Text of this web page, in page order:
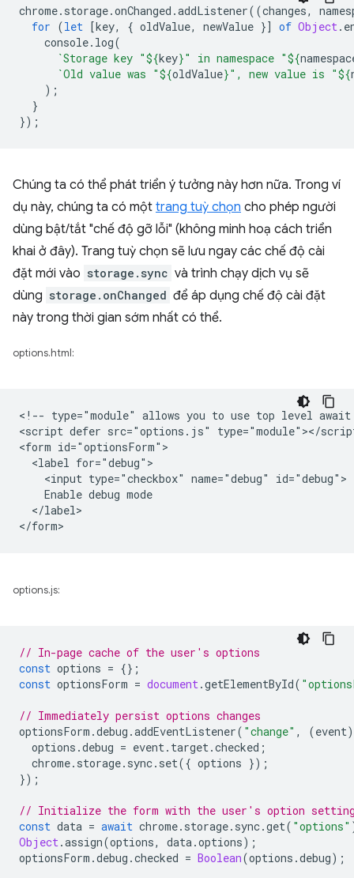
chrome. storage.onChanged .addListener((changes,
for (let [key, { oldValue, newValue }] of Object.
console. log(
`Storage key "${key}" in namespace "${
`Old value was "${oldValue}", new value is "${
);
}
});
Chúng ta có thể phát triển ý tưởng này hơn nữa. Trong ví
dụ này, chúng ta có một trang tuỳ chọn cho phép người
dùng bật/tắt "chế độ gỡ lỗi" (không minh hoạ cách triển
khai ở đây). Trang tuỳ chọn sẽ lưu ngay các chế độ cài
đặt mới vào storage.sync và trình chạy dịch vụ sẽ
dùng storage.onChanged để áp dụng chế độ cài đặt
này trong thời gian sớm nhất có thể.
options.html:
<!-- type="module" allows you to use top level
<script defer src="options.js" type="module"></
<form id="optionsForm">
  <label for="debug">
    <input type="checkbox" name="debug" id="debug">
    Enable debug mode
  </label>
options.js:
// In-page cache of the user's options
const options = {};
const optionsForm = document.getElementById(
// Immediately persist options changes
optionsForm .debug .addEventListener( "change" , (event)
options .debug = event. target.checked ;
chrome. storage. sync. set({ options });
});
// Initialize the form with the user's option
const data = await chrome. storage. sync.get( "options"
Object.assign(options, data.options);
optionsForm .debug .checked = Boolean(options .debug);